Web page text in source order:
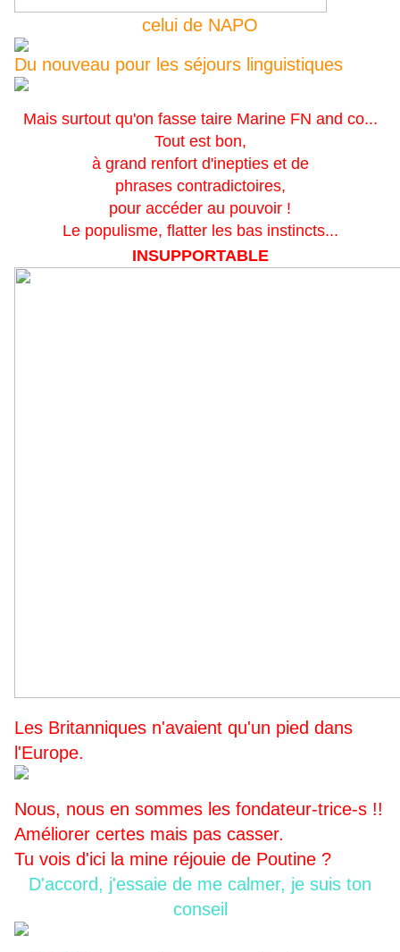
celui de NAPO
Du nouveau pour les séjours linguistiques
Mais surtout qu'on fasse taire Marine FN and co...
Tout est bon,
à grand renfort d'inepties et de
phrases contradictoires,
pour accéder au pouvoir !
Le populisme, flatter les bas instincts...
INSUPPORTABLE
Les Britanniques n'avaient qu'un pied dans
l'Europe.
Nous, nous en sommes les fondateur-trice-s !!
Améliorer certes mais pas casser.
Tu vois d'ici la mine réjouie de Poutine ?
D'accord, j'essaie de me calmer, je suis ton
conseil